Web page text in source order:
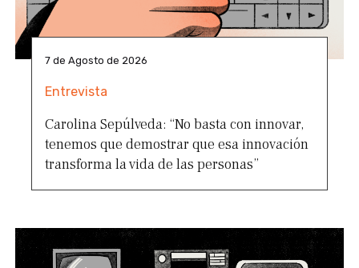
7 de Agosto de 2026
Entrevista
Carolina Sepúlveda: “No basta con innovar,
tenemos que demostrar que esa innovación
transforma la vida de las personas”